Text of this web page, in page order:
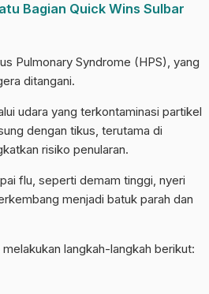
Bagian Quick Wins Sulbar
Pulmonary Syndrome (HPS), yang
ditangani.
udara yang terkontaminasi partikel
dengan tikus, terutama di
risiko penularan.
flu, seperti demam tinggi, nyeri
menjadi batuk parah dan
langkah-langkah berikut: